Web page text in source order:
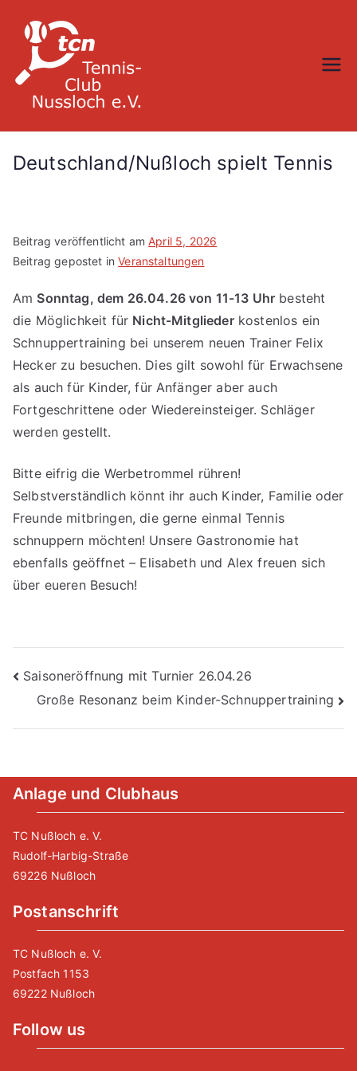
Inhalt
springen
Deutschland/Nußloch spielt Tennis
Beitrag veröffentlicht amApril 5, 2026
Beitrag gepostet inVeranstaltungen
Am Sonntag, dem 26.04.26 von 11-13 Uhr besteht
die Möglichkeit für Nicht-Mitgliederkostenlos ein
Schnuppertraining bei unserem neuen Trainer Felix
Hecker zu besuchen. Dies gilt sowohl für Erwachsene
als auch für Kinder, für Anfänger aber auch
Fortgeschrittene oder Wiedereinsteiger. Schläger
werden gestellt.
Bitte eifrig die Werbetrommel rühren!
Selbstverständlich könnt ihr auch Kinder, Familie oder
Freunde mitbringen, die gerne einmal Tennis
schnuppern möchten! Unsere Gastronomie hat
ebenfalls geöffnet – Elisabeth und Alex freuen sich
über eueren Besuch!
Beitragsnavigation
Saisoneröffnung mit Turnier 26.04.26
Große Resonanz beim Kinder-Schnuppertraining
Anlage und Clubhaus
TC Nußloch e. V.
Rudolf-Harbig-Straße
69226 Nußloch
Postanschrift
TC Nußloch e. V.
Postfach 1153
69222 Nußloch
Follow us